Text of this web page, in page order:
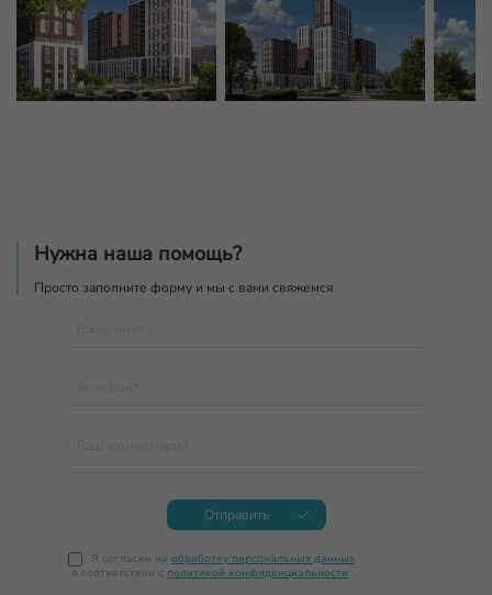
Нужна наша помощь?
Просто заполните форму и мы с вами свяжемся
Ваше имя*
Телефон*
Ваш комментарий
Отправить
Я согласен на обработку персональных данных
в соответствии с политикой конфиденциальности